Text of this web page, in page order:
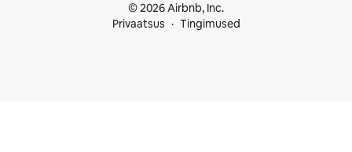
© 2026 Airbnb, Inc.
Privaatsus
Tingimused